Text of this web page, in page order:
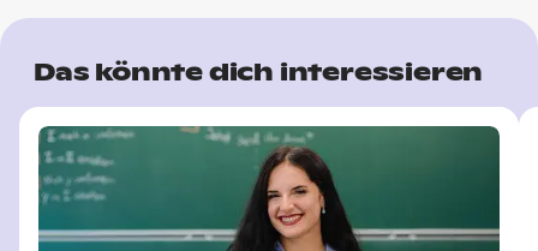
Das könnte dich interessieren